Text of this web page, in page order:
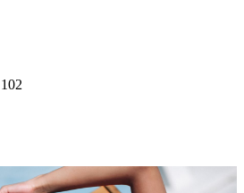
102